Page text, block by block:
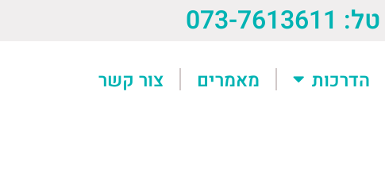
טל: 073-7613611
הדרכות מאמרים צור קשר